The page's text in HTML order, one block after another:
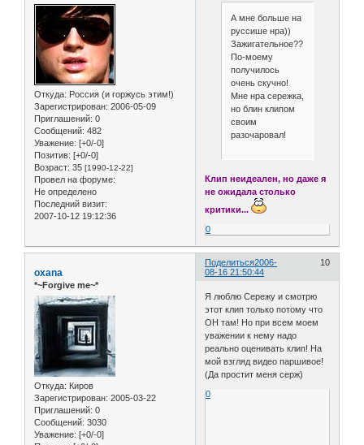
Откуда: Россия (и горжусь этим!)
Зарегистрирован: 2006-05-09
Приглашений: 0
Сообщений: 482
Уважение: [+0/-0]
Позитив: [+0/-0]
Возраст: 35 [1990-12-22]
Провел на форуме:
Не определено
Последний визит:
2007-10-12 19:12:36
А мне больше на
руссише нра))
Зажигательное??
По-моему
получилось
очень скучно!
Мне нра сережка,
но блин клипом
своим
разочаровал!
Клип неидеален, но даже я
не ожидала столько
критики...
0
Поделиться 10
2006-
08-16 21:50:44
oxana
*~Forgive me~*
Откуда: Киров
Зарегистрирован: 2005-03-22
Приглашений: 0
Сообщений: 3030
Уважение: [+0/-0]
Я люблю Сережу и смотрю
этот клип только потому что
ОН там! Но при всем моем
уважении к нему надо
реально оценивать клип! На
мой взгляд видео паршивое!
(Да простит меня серж)
0